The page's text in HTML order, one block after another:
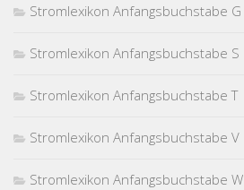
Stromlexikon Anfangsbuchstabe G
Stromlexikon Anfangsbuchstabe S
Stromlexikon Anfangsbuchstabe T
Stromlexikon Anfangsbuchstabe V
Stromlexikon Anfangsbuchstabe W